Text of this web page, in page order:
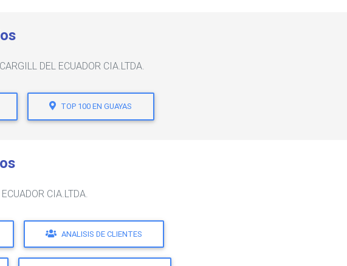
DEL ECUADOR CIA.LTDA.
TOP 100 EN GUAYAS
CIA.LTDA.
ANALISIS DE CLIENTES